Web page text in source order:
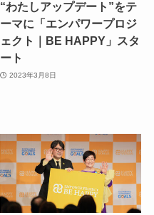
“わたしアップデート”をテ
ーマに「エンパワープロジ
ェクト｜BE HAPPY」スタ
ート
2023年3月8日